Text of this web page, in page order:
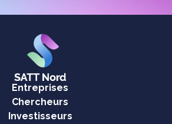
Entreprises
Chercheurs
Investisseurs